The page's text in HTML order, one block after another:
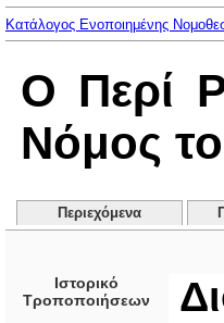
Κατάλογος Ενοποιημένης
Ο Περί
Νόμος
Περιεχόμενα
Ιστορικό
Τροποποιήσεων